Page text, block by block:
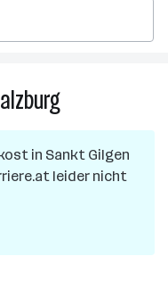
511
Abteilungsleiter
in
Salzburg
in Sankt Gilgen
leider nicht